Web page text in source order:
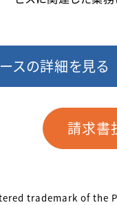
スの詳細を見る
請求書
trademark of the